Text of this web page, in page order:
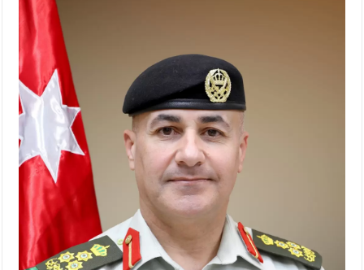
النواب يقر مشروع تعديل قانون الملكية العقارية
القاضي يلتقي رؤساء تحرير الصحف اليومية ويؤكد حرص مجلس
النواب على شراكة فاعلة مع الإعلام
دعوة المكلفين بخدمة العلم (الدفعة الثالثة) إلى مراجعة منصة خدمة
العلم
الملك يلتقي مجموعة من رفاق السلاح
الملك يتلقى اتصالا هاتفيا من العاهل البحريني